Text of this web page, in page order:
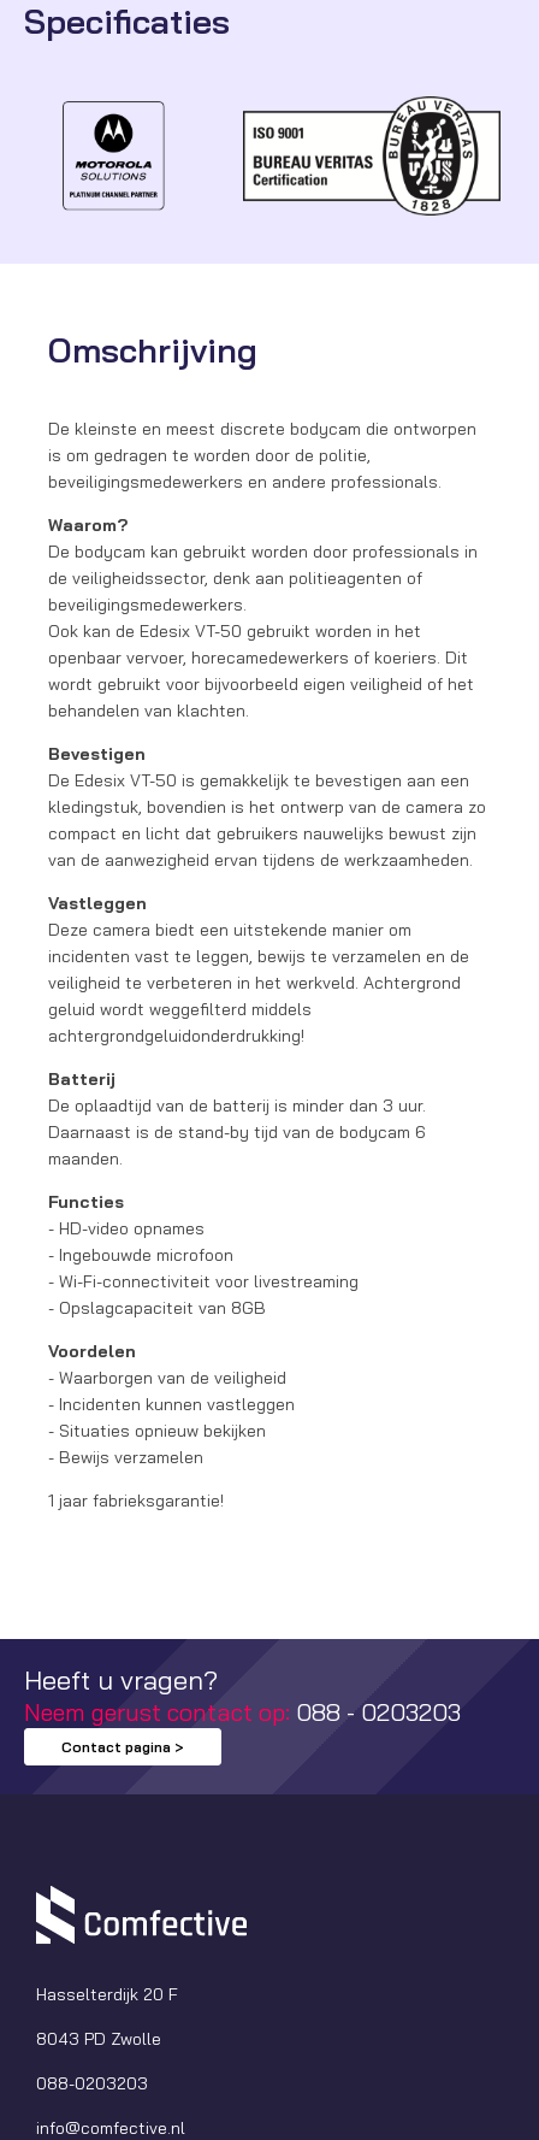
Specificaties
Omschrijving
De kleinste en meest discrete bodycam die ontworpen
is om gedragen te worden door de politie,
beveiligingsmedewerkers en andere professionals.
Waarom?
De bodycam kan gebruikt worden door professionals in
de veiligheidssector, denk aan politieagenten of
beveiligingsmedewerkers.
Ook kan de Edesix VT-50 gebruikt worden in het
openbaar vervoer, horecamedewerkers of koeriers. Dit
wordt gebruikt voor bijvoorbeeld eigen veiligheid of het
behandelen van klachten.
Bevestigen
De Edesix VT-50 is gemakkelijk te bevestigen aan een
kledingstuk, bovendien is het ontwerp van de camera zo
compact en licht dat gebruikers nauwelijks bewust zijn
van de aanwezigheid ervan tijdens de werkzaamheden.
Vastleggen
Deze camera biedt een uitstekende manier om
incidenten vast te leggen, bewijs te verzamelen en de
veiligheid te verbeteren in het werkveld. Achtergrond
geluid wordt weggefilterd middels
achtergrondgeluidonderdrukking!
Batterij
De oplaadtijd van de batterij is minder dan 3 uur.
Daarnaast is de stand-by tijd van de bodycam 6
maanden.
Functies
- HD-video opnames
- Ingebouwde microfoon
- Wi-Fi-connectiviteit voor livestreaming
- Opslagcapaciteit van 8GB
Voordelen
- Waarborgen van de veiligheid
- Incidenten kunnen vastleggen
- Situaties opnieuw bekijken
- Bewijs verzamelen
1 jaar fabrieksgarantie!
Heeft u vragen?
Neem gerust contact op: 088 - 0203203
Contact pagina >
Hasselterdijk 20 F
8043 PD Zwolle
088-0203203
info@comfective.nl